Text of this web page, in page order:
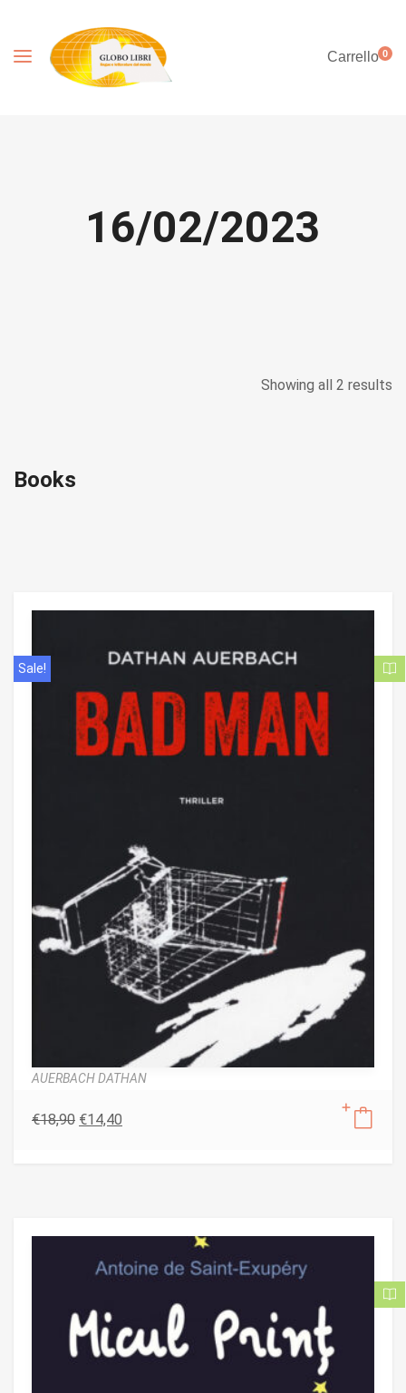
Carrello0
16/02/2023
Showing all 2 results
Books
Sale!
AUERBACH DATHAN
€18,90 €14,40